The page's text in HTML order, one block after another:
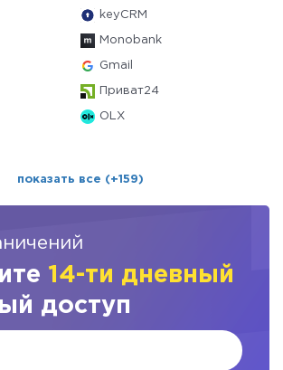
keyCRM
Monobank
Gmail
Приват24
OLX
показать все (+159)
14-ти дневный
доступ